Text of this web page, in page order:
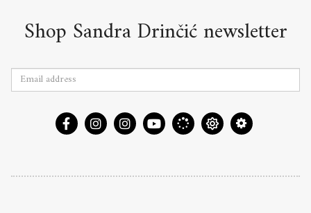
Shop Sandra Drinčić newsletter